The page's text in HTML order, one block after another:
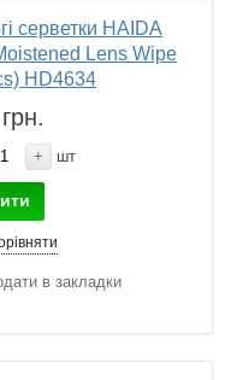
серветки HAIDA
Lens Wipe
HD4634
+ шт
в закладки